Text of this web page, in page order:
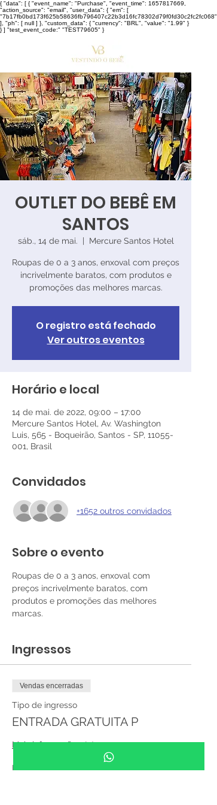
{ "data": [ { "event_name": "Purchase", "event_time": 1657817669,
"action_source": "email", "user_data": { "em": [
"7b17fb0bd173f625b58636fb796407c22b3d16fc78302d79f0fd30c2fc2fc068"
], "ph": [ null ] }, "custom_data": { "currency": "BRL", "value": "1.99" }
} ] "test_event_code:" "TEST79605" }
OUTLET DO BEBÊ EM
SANTOS
sáb., 14 de mai. Mercure Santos Hotel
Roupas de 0 a 3 anos, enxoval com preços
incrivelmente baratos, com produtos e
promoções das melhores marcas.
O registro está fechado
Ver outros eventos
Horário e local
14 de mai. de 2022, 09:00 – 17:00
Mercure Santos Hotel, Av. Washington
Luis, 565 - Boqueirão, Santos - SP, 11055-
001, Brasil
Convidados
+1652 outros convidados
Sobre o evento
Roupas de 0 a 3 anos, enxoval com
preços incrivelmente baratos, com
produtos e promoções das melhores
marcas.
Ingressos
Vendas encerradas
Tipo de ingresso
ENTRADA GRATUITA P
Mais informações
Preço